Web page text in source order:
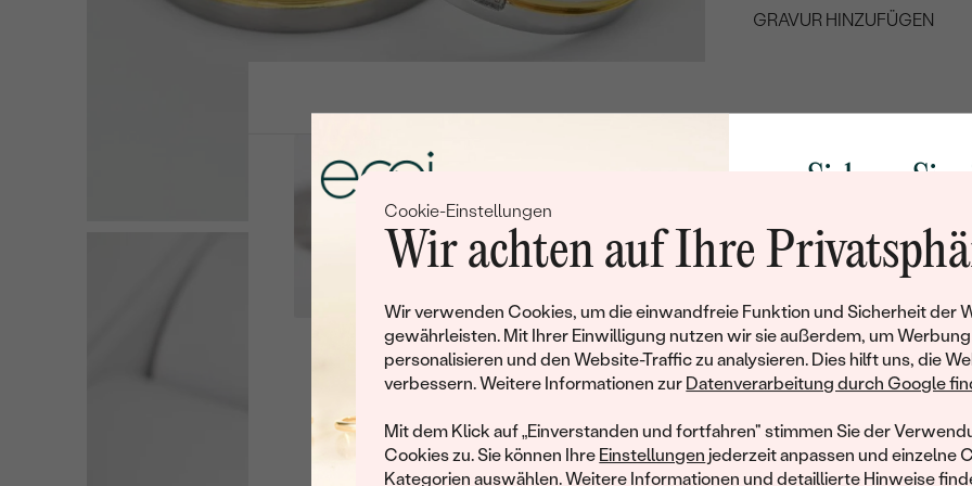
Cookie-Einstellungen
Wir achten auf Ihre
Wir verwenden Cookies, um die einwandfreie Funktion und Sicherheit der
gewährleisten. Mit Ihrer Einwilligung nutzen wir sie außerdem, um Werbung
personalisieren und den Website-Traffic zu analysieren. Dies hilft uns, die
verbessern. Weitere Informationen zur Datenverarbeitung durch Google
Mit dem Klick auf „Einverstanden und fortfahren" stimmen Sie der
Cookies zu. Sie können Ihre Einstellungen jederzeit anpassen und einzelne
Kategorien auswählen. Weitere Informationen und detaillierte Hinweise
GRAVUR HINZUFÜGEN
Geben Sie Initialen/Text
Lebenslanger
Produktdetails
DICKE:
Leider hat dieses Schmuckstück bereits seinen Besitzer
informiert werden möchten, hinterlassen Sie uns bitte Ihre E-
Sichern Sie
Rabatt auf
Werden Sie Teil
und entdecken Sie die
gefertigten Schmucks
Ihren ersten